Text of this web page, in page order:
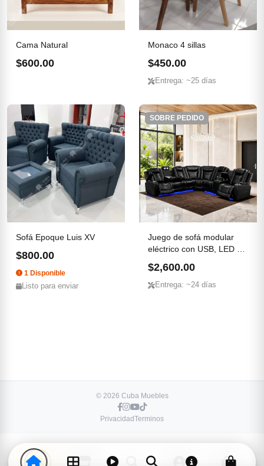
Cama Natural
$600.00
Monaco 4 sillas
$450.00
Entrega: ~25 días
Sofá Epoque Luis XV
$800.00
1 Disponible
Listo para enviar
SOBRE PEDIDO
Juego de sofá modular
eléctrico con USB, LED y
...
$2,600.00
Entrega: ~24 días
© 2026 Cuba Muebles
PrivacidadTerminos